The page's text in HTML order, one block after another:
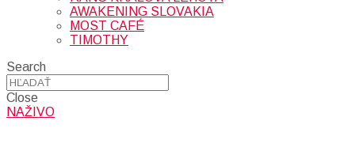
AWAKENING SLOVAKIA
MOST CAFÉ
TIMOTHY
Search
Close
NAŽIVO